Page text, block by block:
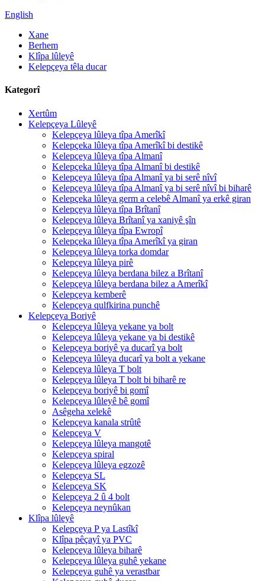
English
Xane
Berhem
Klîpa lûleyê
Kelepçeya têla ducar
Kategorî
Xertûm
Kelepçeya Lûleyê
Kelepçeya lûleya tîpa Amerîkî
Kelepçeka lûleya tîpa Amerîkî bi destikê
Kelepçeya lûleya tîpa Almanî
Kelepçeka lûleya tîpa Almanî bi destikê
Kelepçeya lûleya tîpa Almanî ya bi serê nîvî
Kelepçeya lûleya tîpa Almanî ya bi serê nîvî bi biharê
Kelepçeka lûleya germ a celebê Almanî ya erkê giran
Kelepçeya lûleya tîpa Brîtanî
Kelepçeya lûleya Brîtanî ya xaniyê şîn
Kelepçeya lûleya tîpa Ewropî
Kelepçeka lûleya tîpa Amerîkî ya giran
Kelepçeya lûleya torka domdar
Kelepçeya lûleya pirê
Kelepçeya lûleya berdana bilez a Brîtanî
Kelepçeya lûleya berdana bilez a Amerîkî
Kelepçeya kemberê
Kelepçeya qulfkirina punchê
Kelepçeya Boriyê
Kelepçeya lûleya yekane ya bolt
Kelepçeya lûleya yekane ya bi destikê
Kelepçeya boriyê ya ducarî ya bolt
Kelepçeya lûleya ducarî ya bolt a yekane
Kelepçeya lûleya T bolt
Kelepçeya lûleya T bolt bi biharê re
Kelepçeya boriyê bi gomî
Kelepçeya lûleyê bê gomî
Asêgeha xelekê
Kelepçeya kanala strûtê
Kelepçeya V
Kelepçeya lûleya mangotê
Kelepçeya spiral
Kelepçeya lûleya egzozê
Kelepçeya SL
Kelepçeya SK
Kelepçeya 2 û 4 bolt
Kelepçeya neynûkan
Klîpa lûleyê
Kelepçeya P ya Lastîkî
Klîpa pêçayî ya PVC
Kelepçeya lûleya biharê
Kelepçeya lûleya guhê yekane
Kelepçeya guhê ya verastbar